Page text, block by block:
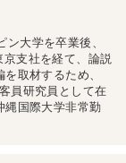
大学を卒業後、
支社を経て、論説
取材するため、
員研究員として在
縄国際大学非常勤